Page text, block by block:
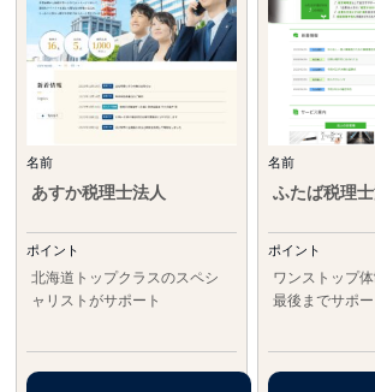
名前
あすか税理士法人
ポイント
北海道トップクラスのスペシ
ャリストがサポート
名前
ふたば税理
ポイント
ワンストップ
最後までサポー